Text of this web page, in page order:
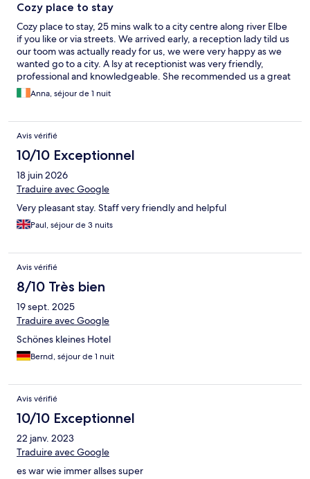
Cozy place to stay
Cozy place to stay, 25 mins walk to a city centre along river Elbe
if you like or via streets. We arrived early, a reception lady tild us
our toom was actually ready for us, we were very happy as we
wanted go to a city. A lsy at receptionist was very friendly,
professional and knowledgeable. She recommended us a great
place to have a local beer and food, hiddin from main streets
and tourists. Check in was super fast. Our room in 2nd floor was
to a street shich was very quiet during a night.
Anna, séjour de 1 nuit
Avis vérifié
10/10 Exceptionnel
18 juin 2026
Traduire avec Google
Very pleasant stay. Staff very friendly and helpful
Paul, séjour de 3 nuits
Avis vérifié
8/10 Très bien
19 sept. 2025
Traduire avec Google
Schönes kleines Hotel
Bernd, séjour de 1 nuit
Avis vérifié
10/10 Exceptionnel
22 janv. 2023
Traduire avec Google
es war wie immer allses super